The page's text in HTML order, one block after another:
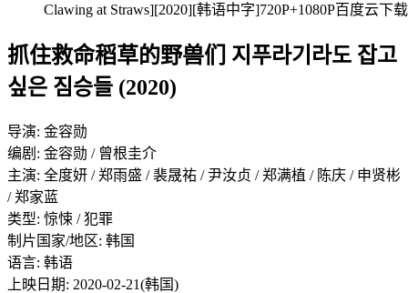
Clawing at Straws][2020][韩语中字]720P+1080P百度云下载
抓住救命稻草的野兽们 지푸라기라도 잡고
싶은 짐승들 (2020)
导演: 金容勋
编剧: 金容勋 / 曾根圭介
主演: 全度妍 / 郑雨盛 / 裴晟祐 / 尹汝贞 / 郑满植 / 陈庆 / 申贤彬
/ 郑家蓝
类型: 惊悚 / 犯罪
制片国家/地区: 韩国
语言: 韩语
上映日期: 2020-02-21(韩国)